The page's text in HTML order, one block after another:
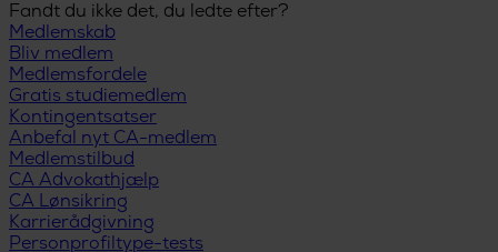
Fandt du ikke det, du ledte efter?
Medlemskab
Bliv medlem
Medlemsfordele
Gratis studiemedlem
Kontingentsatser
Anbefal nyt CA-medlem
Medlemstilbud
CA Advokathjælp
CA Lønsikring
Karrierådgivning
Personprofiltype-tests